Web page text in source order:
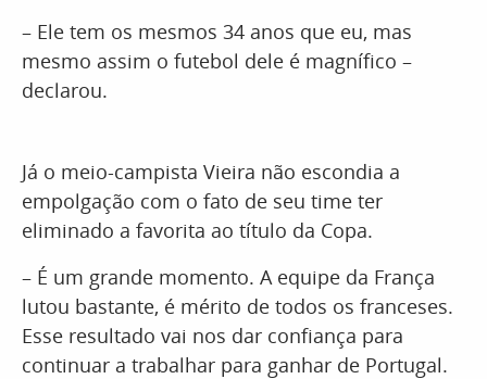
– Ele tem os mesmos 34 anos que eu, mas
mesmo assim o futebol dele é magnífico –
declarou.
Já o meio-campista Vieira não escondia a
empolgação com o fato de seu time ter
eliminado a favorita ao título da Copa.
– É um grande momento. A equipe da França
lutou bastante, é mérito de todos os franceses.
Esse resultado vai nos dar confiança para
continuar a trabalhar para ganhar de Portugal.